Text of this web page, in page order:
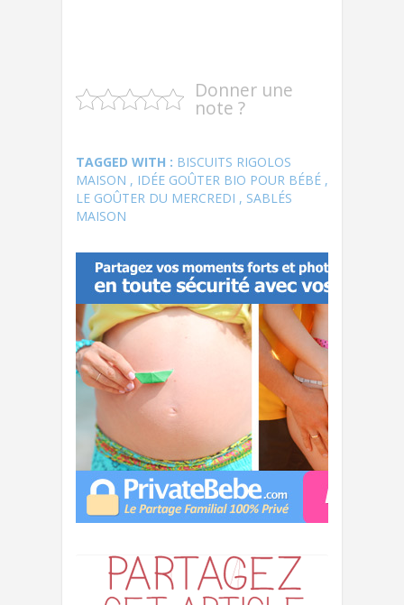
Donner une
note ?
TAGGED WITH : BISCUITS RIGOLOS
MAISON , IDÉE GOÛTER BIO POUR BÉBÉ ,
LE GOÛTER DU MERCREDI , SABLÉS
MAISON